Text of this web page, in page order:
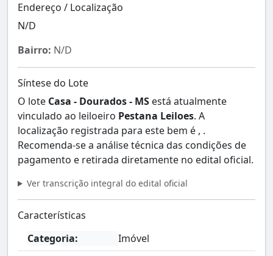
Endereço / Localização
N/D
Bairro: N/D
Síntese do Lote
O lote Casa - Dourados - MS está atualmente
vinculado ao leiloeiro Pestana Leiloes. A
localização registrada para este bem é , .
Recomenda-se a análise técnica das condições de
pagamento e retirada diretamente no edital oficial.
Ver transcrição integral do edital oficial
Características
Categoria:
Imóvel